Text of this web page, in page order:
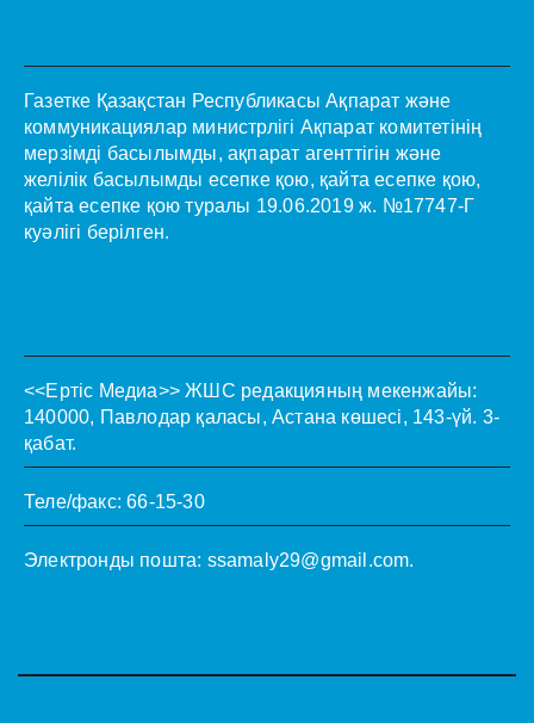
Газетке Қазақстан Республикасы Ақпарат және
коммуникациялар министрлігі Ақпарат комитетінің
мерзімді басылымды, ақпарат агенттігін және
желілік басылымды есепке қою, қайта есепке қою,
қайта есепке қою туралы 19.06.2019 ж. №17747-Г
куәлігі берілген.
<<Ертіс Медиа>> ЖШС редакцияның мекенжайы:
140000, Павлодар қаласы, Астана көшесі, 143-үй. 3-
қабат.
Теле/факс: 66-15-30
Электронды пошта: ssamaly29@gmail.com.